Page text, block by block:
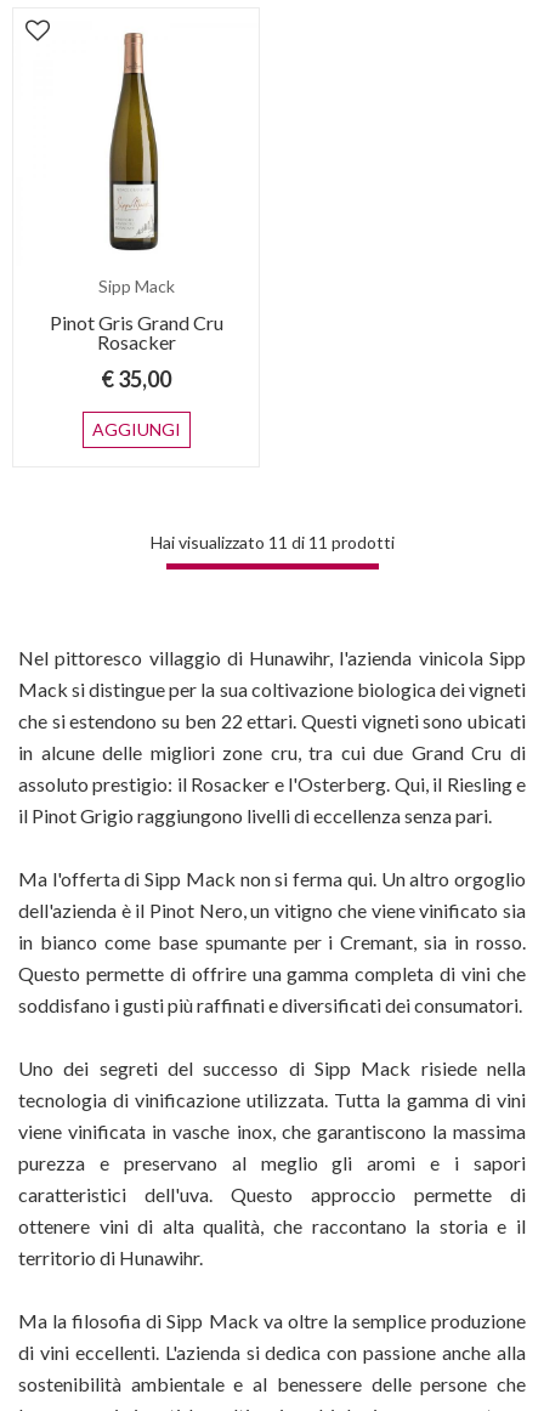
Sipp Mack
Pinot Gris Grand Cru
Rosacker
€ 35,00
AGGIUNGI
Hai visualizzato 11 di 11 prodotti
Nel pittoresco villaggio di Hunawihr, l'azienda vinicola Sipp
Mack si distingue per la sua coltivazione biologica dei vigneti
che si estendono su ben 22 ettari. Questi vigneti sono ubicati
in alcune delle migliori zone cru, tra cui due Grand Cru di
assoluto prestigio: il Rosacker e l'Osterberg. Qui, il Riesling e
il Pinot Grigio raggiungono livelli di eccellenza senza pari.
Ma l'offerta di Sipp Mack non si ferma qui. Un altro orgoglio
dell'azienda è il Pinot Nero, un vitigno che viene vinificato sia
in bianco come base spumante per i Cremant, sia in rosso.
Questo permette di offrire una gamma completa di vini che
soddisfano i gusti più raffinati e diversificati dei consumatori.
Uno dei segreti del successo di Sipp Mack risiede nella
tecnologia di vinificazione utilizzata. Tutta la gamma di vini
viene vinificata in vasche inox, che garantiscono la massima
purezza e preservano al meglio gli aromi e i sapori
caratteristici dell'uva. Questo approccio permette di
ottenere vini di alta qualità, che raccontano la storia e il
territorio di Hunawihr.
Ma la filosofia di Sipp Mack va oltre la semplice produzione
di vini eccellenti. L'azienda si dedica con passione anche alla
sostenibilità ambientale e al benessere delle persone che